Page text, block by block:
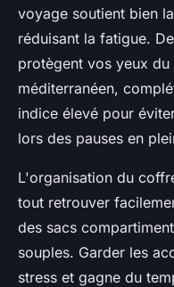
voyage soutient bien
réduisant la fatigue.
protègent vos yeux
méditerranéen,
indice élevé pour
lors des pauses en
L'organisation du
tout retrouver
des sacs
souples. Garder les
stress et gagne du